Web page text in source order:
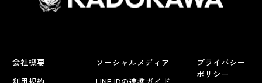
会社概要
ソーシャルメディア
プライバシー
ポリシー